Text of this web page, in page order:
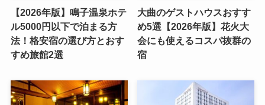
【2026年版】鳴子温泉ホテ
ル5000円以下で泊まる方
法！格安宿の選び方とおす
すめ旅館2選
大曲のゲストハウスおすす
め5選【2026年版】花火大
会にも使えるコスパ抜群の
宿